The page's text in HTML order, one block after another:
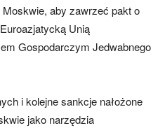
aby zawrzeć pakt o
Unią
Gospodarczym Jedwabnego
i kolejne sankcje nałożone
jako narzędzia